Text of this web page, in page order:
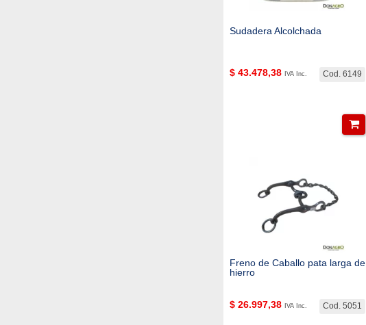
Sudadera Alcolchada
Cod. 6149
$ 43.478,38 IVA Inc.
Freno de Caballo pata larga de
hierro
Cod. 5051
$ 26.997,38 IVA Inc.